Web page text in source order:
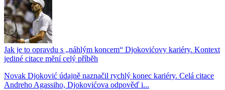
Jak je to opravdu s „náhlým koncem“ Djokovićovy kariéry. Kontext
jediné citace mění celý příběh
Novak Djoković údajně naznačil rychlý konec kariéry. Celá citace
Andreho Agassiho, Djokovićova odpověď i...